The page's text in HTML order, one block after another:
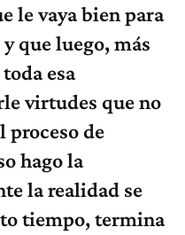
le vaya bien para
que luego, más
esa
virtudes que no
proceso de
hago la
la realidad se
tiempo, termina